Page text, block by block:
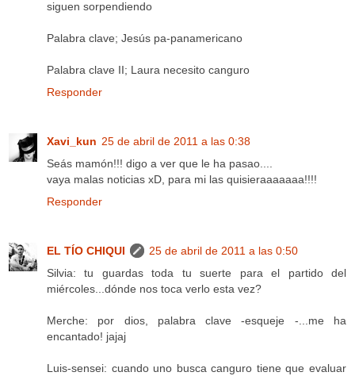
siguen sorpendiendo
Palabra clave; Jesús pa-panamericano
Palabra clave II; Laura necesito canguro
Responder
Xavi_kun 25 de abril de 2011 a las 0:38
Seás mamón!!! digo a ver que le ha pasao....
vaya malas noticias xD, para mi las quisieraaaaaaa!!!!
Responder
EL TÍO CHIQUI
25 de abril de 2011 a las 0:50
Silvia: tu guardas toda tu suerte para el partido del
miércoles...dónde nos toca verlo esta vez?
Merche: por dios, palabra clave -esqueje -...me ha
encantado! jajaj
Luis-sensei: cuando uno busca canguro tiene que evaluar